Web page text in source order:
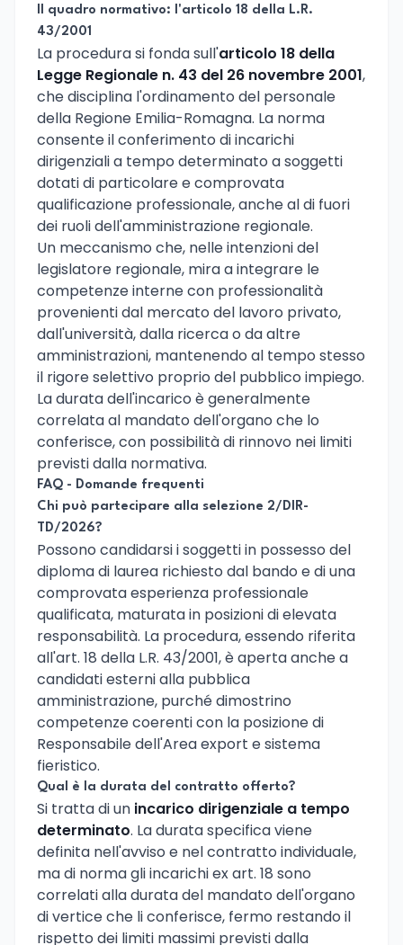
Il quadro normativo: l'articolo 18 della L.R.
43/2001
La procedura si fonda sull'articolo 18 della
Legge Regionale n. 43 del 26 novembre 2001,
che disciplina l'ordinamento del personale
della Regione Emilia-Romagna. La norma
consente il conferimento di incarichi
dirigenziali a tempo determinato a soggetti
dotati di particolare e comprovata
qualificazione professionale, anche al di fuori
dei ruoli dell'amministrazione regionale.
Un meccanismo che, nelle intenzioni del
legislatore regionale, mira a integrare le
competenze interne con professionalità
provenienti dal mercato del lavoro privato,
dall'università, dalla ricerca o da altre
amministrazioni, mantenendo al tempo stesso
il rigore selettivo proprio del pubblico impiego.
La durata dell'incarico è generalmente
correlata al mandato dell'organo che lo
conferisce, con possibilità di rinnovo nei limiti
previsti dalla normativa.
FAQ - Domande frequenti
Chi può partecipare alla selezione 2/DIR-
TD/2026?
Possono candidarsi i soggetti in possesso del
diploma di laurea richiesto dal bando e di una
comprovata esperienza professionale
qualificata, maturata in posizioni di elevata
responsabilità. La procedura, essendo riferita
all'art. 18 della L.R. 43/2001, è aperta anche a
candidati esterni alla pubblica
amministrazione, purché dimostrino
competenze coerenti con la posizione di
Responsabile dell'Area export e sistema
fieristico.
Qual è la durata del contratto offerto?
Si tratta di un incarico dirigenziale a tempo
determinato. La durata specifica viene
definita nell'avviso e nel contratto individuale,
ma di norma gli incarichi ex art. 18 sono
correlati alla durata del mandato dell'organo
di vertice che li conferisce, fermo restando il
rispetto dei limiti massimi previsti dalla